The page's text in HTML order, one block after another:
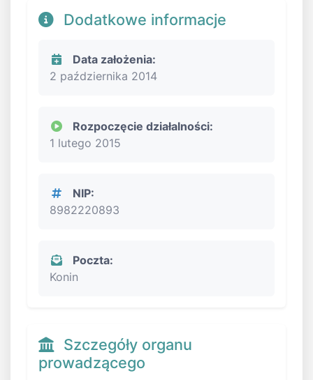
Dodatkowe informacje
Data założenia:
2 października 2014
Rozpoczęcie działalności:
1 lutego 2015
NIP:
8982220893
Poczta:
Konin
Szczegóły organu
prowadzącego